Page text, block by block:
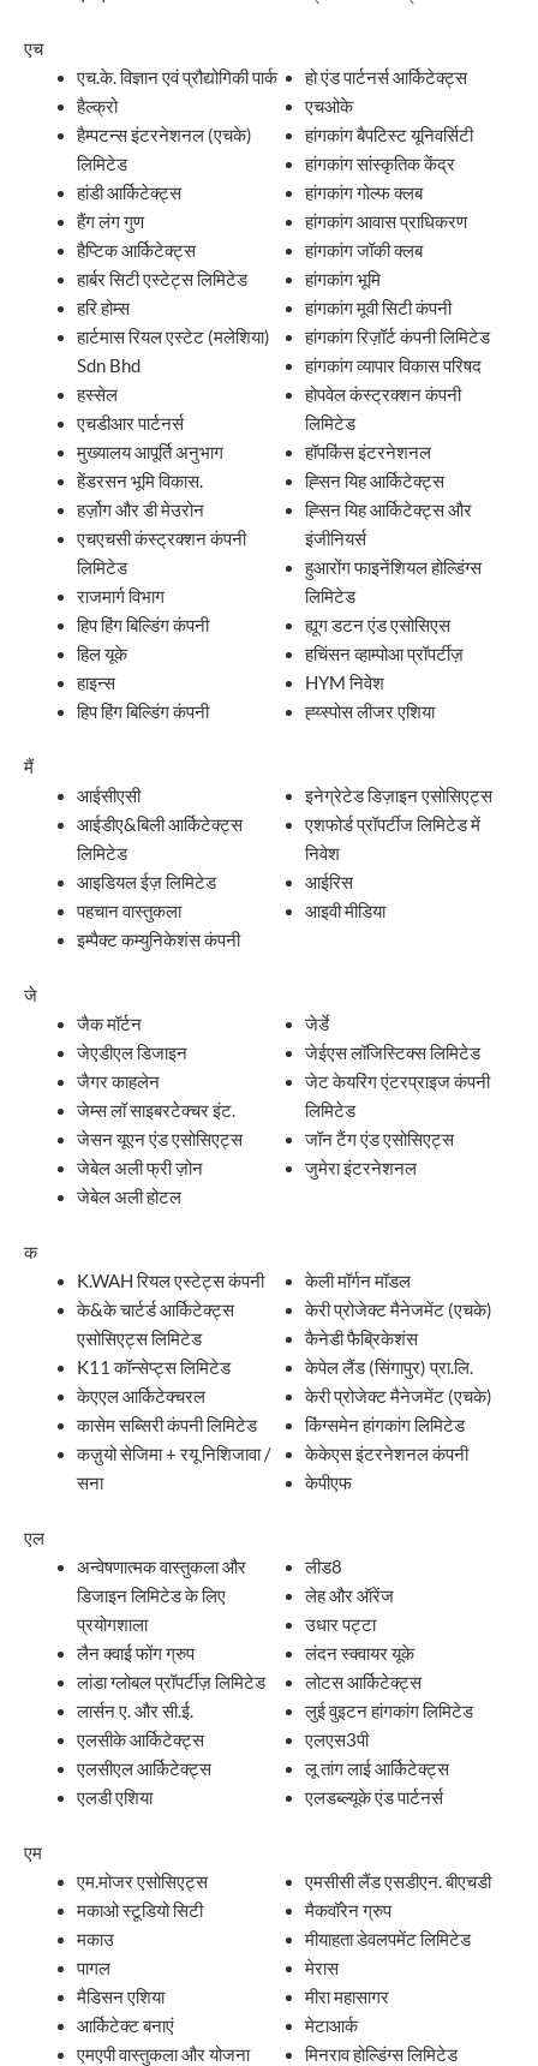
एच
एच.के. विज्ञान एवं प्रौद्योगिकी पार्क
हैल्क्रो
हैम्पटन्स इंटरनेशनल (एचके)
लिमिटेड
हांडी आर्किटेक्ट्स
हैंग लंग गुण
हैप्टिक आर्किटेक्ट्स
हार्बर सिटी एस्टेट्स लिमिटेड
हरि होम्स
हार्टमास रियल एस्टेट (मलेशिया)
Sdn Bhd
हस्सेल
एचडीआर पार्टनर्स
मुख्यालय आपूर्ति अनुभाग
हेंडरसन भूमि विकास.
हर्ज़ोग और डी मेउरोन
एचएचसी कंस्ट्रक्शन कंपनी
लिमिटेड
राजमार्ग विभाग
हिप हिंग बिल्डिंग कंपनी
हिल यूके
हाइन्स
हिप हिंग बिल्डिंग कंपनी
हो एंड पार्टनर्स आर्किटेक्ट्स
एचओके
हांगकांग बैपटिस्ट यूनिवर्सिटी
हांगकांग सांस्कृतिक केंद्र
हांगकांग गोल्फ क्लब
हांगकांग आवास प्राधिकरण
हांगकांग जॉकी क्लब
हांगकांग भूमि
हांगकांग मूवी सिटी कंपनी
हांगकांग रिज़ॉर्ट कंपनी लिमिटेड
हांगकांग व्यापार विकास परिषद
होपवेल कंस्ट्रक्शन कंपनी
लिमिटेड
हॉपकिंस इंटरनेशनल
ह्सिन यिह आर्किटेक्ट्स
ह्सिन यिह आर्किटेक्ट्स और
इंजीनियर्स
हुआरोंग फाइनेंशियल होल्डिंग्स
लिमिटेड
ह्यूग डटन एंड एसोसिएस
हचिंसन व्हाम्पोआ प्रॉपर्टीज़
HYM निवेश
ह्य्स्पोस लीजर एशिया
मैं
आईसीएसी
आईडीए&बिली आर्किटेक्ट्स
लिमिटेड
आइडियल ईज़ लिमिटेड
पहचान वास्तुकला
इम्पैक्ट कम्युनिकेशंस कंपनी
इनेग्रेटेड डिज़ाइन एसोसिएट्स
एशफोर्ड प्रॉपर्टीज लिमिटेड में
निवेश
आईरिस
आइवी मीडिया
जे
जैक मॉर्टन
जेएडीएल डिजाइन
जैगर काहलेन
जेम्स लॉ साइबरटेक्चर इंट.
जेसन यूएन एंड एसोसिएट्स
जेबेल अली फ्री ज़ोन
जेबेल अली होटल
जेर्डे
जेईएस लॉजिस्टिक्स लिमिटेड
जेट केयरिंग एंटरप्राइज कंपनी
लिमिटेड
जॉन टैंग एंड एसोसिएट्स
जुमेरा इंटरनेशनल
क
K.WAH रियल एस्टेट्स कंपनी
के&के चार्टर्ड आर्किटेक्ट्स
एसोसिएट्स लिमिटेड
K11 कॉन्सेप्ट्स लिमिटेड
केएएल आर्किटेक्चरल
कासेम सब्सिरी कंपनी लिमिटेड
कज़ुयो सेजिमा + रयू निशिजावा /
सना
केली मॉर्गन मॉडल
केरी प्रोजेक्ट मैनेजमेंट (एचके)
कैनेडी फैब्रिकेशंस
केपेल लैंड (सिंगापुर) प्रा.लि.
केरी प्रोजेक्ट मैनेजमेंट (एचके)
किंग्समेन हांगकांग लिमिटेड
केकेएस इंटरनेशनल कंपनी
केपीएफ
एल
अन्वेषणात्मक वास्तुकला और
डिजाइन लिमिटेड के लिए
प्रयोगशाला
लैन क्वाई फोंग ग्रुप
लांडा ग्लोबल प्रॉपर्टीज़ लिमिटेड
लार्सन ए. और सी.ई.
एलसीके आर्किटेक्ट्स
एलसीएल आर्किटेक्ट्स
एलडी एशिया
लीड8
लेह और ऑरेंज
उधार पट्टा
लंदन स्क्वायर यूके
लोटस आर्किटेक्ट्स
लुई वुइटन हांगकांग लिमिटेड
एलएस3पी
लू तांग लाई आर्किटेक्ट्स
एलडब्ल्यूके एंड पार्टनर्स
एम
एम.मोजर एसोसिएट्स
मकाओ स्टूडियो सिटी
मकाउ
पागल
मैडिसन एशिया
आर्किटेक्ट बनाएं
एमएपी वास्तुकला और योजना
एमसीसी लैंड एसडीएन. बीएचडी
मैकवॉरेन ग्रुप
मीयाहता डेवलपमेंट लिमिटेड
मेरास
मीरा महासागर
मेटाआर्क
मिनराव होल्डिंग्स लिमिटेड